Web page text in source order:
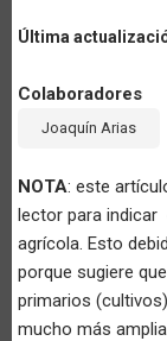
Última
Colaboradores
Joaquín Arias
NOTA: este
lector para indicar
agrícola. Esto
porque sugiere
primarios
mucho más